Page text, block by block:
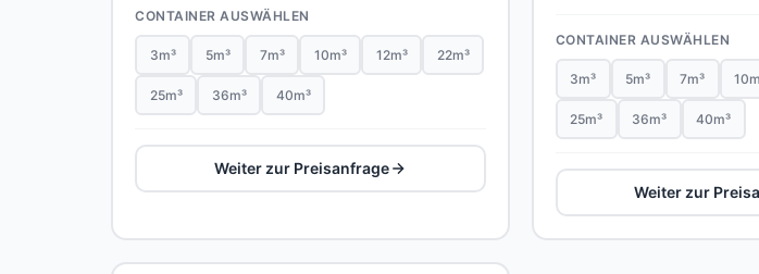
CONTAINER AUSWÄHLEN
3m³ 5m³ 7m³ 10m³ 12m³ 22m³
25m³ 36m³ 40m³
Weiter zur Preisanfrage
CONTAINER AUSWÄHLEN
3m³ 5m³ 7m³
25m³ 36m³ 40m³
Weiter zur